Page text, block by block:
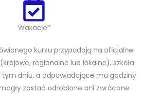
Wakacje*
kursu przypadają na oficjalne
regionalne lub lokalne), szkoła
dniu, a odpowiadające mu godziny
zostać odrobione ani zwrócone.